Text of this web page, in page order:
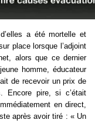
a été mortelle et
place lorsque l’adjoint
alors que ce dernier
homme, éducateur
de recevoir un prix de
Encore pire, si c’était
en direct,
après avoir tiré : « Un